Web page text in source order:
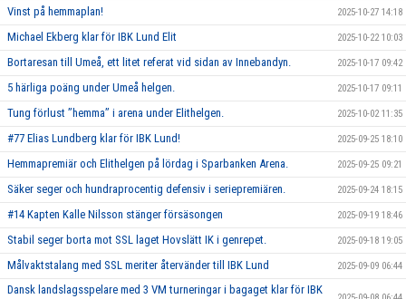
Vinst på hemmaplan! 2025-10-27 14:18
Michael Ekberg klar för IBK Lund Elit 2025-10-22 10:03
Bortaresan till Umeå, ett litet referat vid sidan av Innebandyn. 2025-10-17 09:42
5 härliga poäng under Umeå helgen. 2025-10-17 09:11
Tung förlust ’’hemma’’ i arena under Elithelgen. 2025-10-02 11:35
#77 Elias Lundberg klar för IBK Lund! 2025-09-25 18:10
Hemmapremiär och Elithelgen på lördag i Sparbanken Arena. 2025-09-25 09:21
Säker seger och hundraprocentig defensiv i seriepremiären. 2025-09-24 18:15
#14 Kapten Kalle Nilsson stänger försäsongen 2025-09-19 18:46
Stabil seger borta mot SSL laget Hovslätt IK i genrepet. 2025-09-18 19:05
Målvaktstalang med SSL meriter återvänder till IBK Lund 2025-09-09 06:44
Dansk landslagsspelare med 3 VM turneringar i bagaget klar för IBK